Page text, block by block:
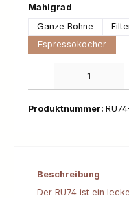
Mahlgrad
Ganze Bohne
Espressokocher
Produktnummer:
Beschreibung
Der RU74 ist ein